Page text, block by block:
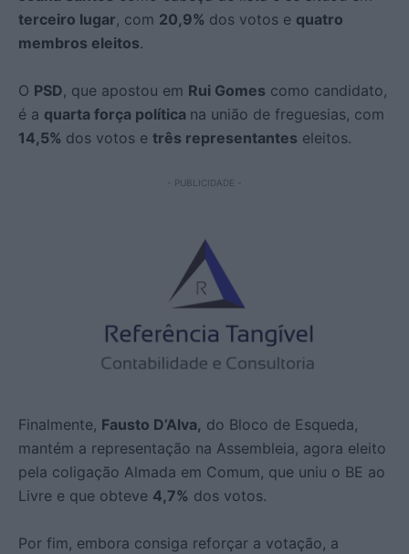
terceiro lugar, com 20,9% dos votos e quatro
membros eleitos.
O PSD, que apostou em Rui Gomes como candidato,
é a quarta força política na união de freguesias, com
14,5% dos votos e três representantes eleitos.
- PUBLICIDADE -
Finalmente, Fausto D’Alva, do Bloco de Esqueda,
mantém a representação na Assembleia, agora eleito
pela coligação Almada em Comum, que uniu o BE ao
Livre e que obteve 4,7% dos votos.
Por fim, embora consiga reforçar a votação, a